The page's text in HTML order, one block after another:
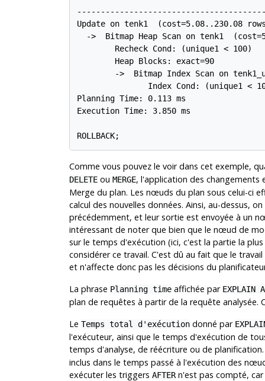
Update on tenk1  (cost=5.08..230.08
->  Bitmap Heap Scan on tenk1
        Recheck Cond: (unique1 < 100)
        Heap Blocks: exact=90
->  Bitmap Index Scan on
Index Cond: (unique1 <
Planning Time: 0.113 ms
Execution Time: 3.850 ms
ROLLBACK;
Comme vous pouvez le voir dans cet exemple,
DELETEou MERGE, l'application des
Merge du plan. Les nœuds du plan sous celui-ci
calcul des nouvelles données. Ainsi, au-dessus,
précédemment, et leur sortie est envoyée à un
intéressant de noter que bien que le nœud de
sur le temps d'exécution (ici, c'est la partie la
considérer ce travail. C'est dû au fait que le
et n'affecte donc pas les décisions du
La phrase Planning timeaffichée par EXPLAIN
plan de requêtes à partir de la requête analysée.
Le Temps total d'exécutiondonné par
l'exécuteur, ainsi que le temps d'exécution de
temps d'analyse, de réécriture ou de
inclus dans le temps passé à l'exécution des
exécuter les triggers AFTERn'est pas compté,